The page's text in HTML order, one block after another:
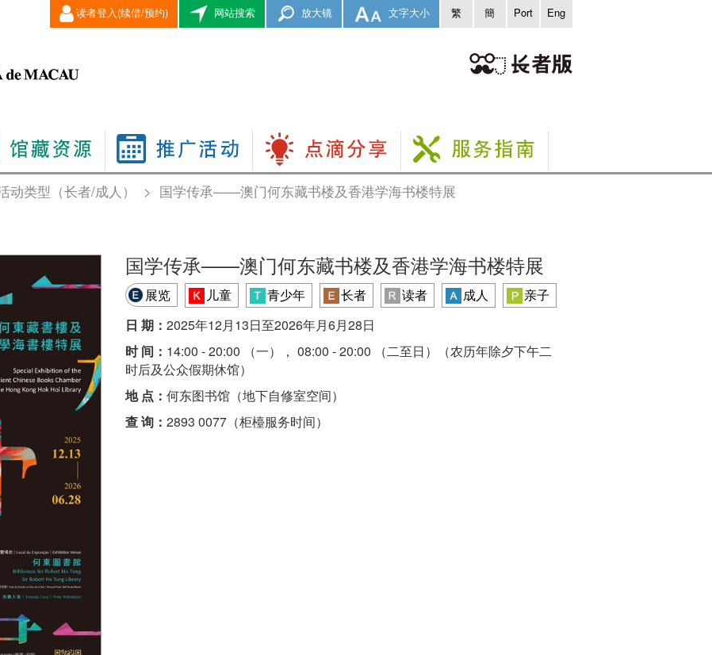
读者登入(续借/预约) 网站搜索 放大镜 文字大小 繁 簡 Port Eng
动类型（长者/成人） > 国学传承——澳门何东藏书楼及香港学海书楼特展
国学传承——澳门何东藏书楼及香港学海书楼特展
展览 儿童 青少年 长者 读者 成人
亲子
日 期：2025年12月13日至2026年月6月28日
时 间： 14:00 - 20:00 （一）， 08:00 - 20:00 （二至日）（农历年除夕下午二
时后及公众假期休馆）
地 点：何东图书馆（地下自修室空间）
查 询：2893 0077（柜檯服务时间）